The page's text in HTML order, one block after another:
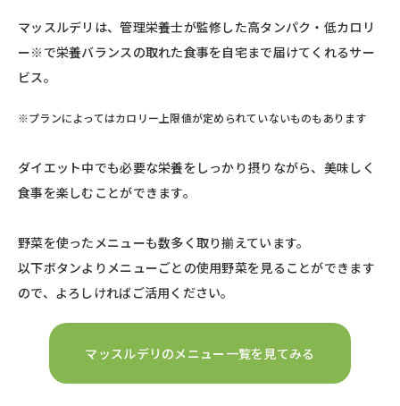
マッスルデリは、管理栄養士が監修した高タンパク・低カロリ
ー※で栄養バランスの取れた食事を自宅まで届けてくれるサー
ビス。
※プランによってはカロリー上限値が定められていないものもあります
ダイエット中でも必要な栄養をしっかり摂りながら、美味しく
食事を楽しむことができます。
野菜を使ったメニューも数多く取り揃えています。
以下ボタンよりメニューごとの使用野菜を見ることができます
ので、よろしければご活用ください。
マッスルデリのメニュー一覧を見てみる